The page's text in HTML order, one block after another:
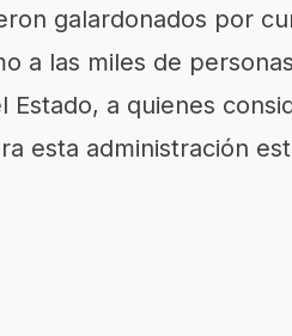
galardonados por
a las miles de
Estado, a quienes
esta administración